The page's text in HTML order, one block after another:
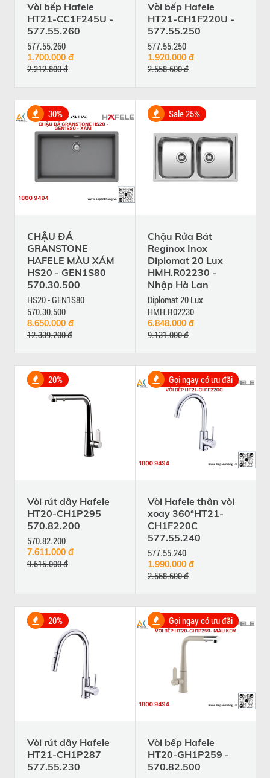
Vòi bếp Hafele
HT21-CC1F245U -
577.55.260
577.55.260
1.700.000 đ
2.212.800 đ
Vòi bếp Hafele
HT21-CH1F220U -
577.55.250
577.55.250
1.920.000 đ
2.558.600 đ
30%
CHẬU ĐÁ
GRANSTONE
HAFELE MÀU XÁM
HS20 - GEN1S80
570.30.500
HS20 - GEN1S80
570.30.500
8.650.000 đ
12.339.200 đ
Sale 25%
Chậu Rửa Bát
Reginox Inox
Diplomat 20 Lux
HMH.R02230 -
Nhập Hà Lan
Diplomat 20 Lux
HMH.R02230
6.848.000 đ
9.131.000 đ
20%
Vòi rút dây Hafele
HT20-CH1P295
570.82.200
570.82.200
7.611.000 đ
9.515.000 đ
Gọi ngay có ưu đãi
Vòi Hafele thân vòi
xoay 360°HT21-
CH1F220C
577.55.240
577.55.240
1.990.000 đ
2.558.600 đ
20%
Vòi rút dây Hafele
HT21-CH1P287
577.55.230
Gọi ngay có ưu đãi
Vòi bếp Hafele
HT20-GH1P259 -
570.82.500